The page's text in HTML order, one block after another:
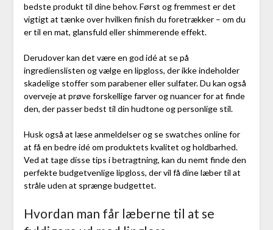
bedste produkt til dine behov. Først og fremmest er det
vigtigt at tænke over hvilken finish du foretrækker – om du
er til en mat, glansfuld eller shimmerende effekt.
Derudover kan det være en god idé at se på
ingredienslisten og vælge en lipgloss, der ikke indeholder
skadelige stoffer som parabener eller sulfater. Du kan også
overveje at prøve forskellige farver og nuancer for at finde
den, der passer bedst til din hudtone og personlige stil.
Husk også at læse anmeldelser og se swatches online for
at få en bedre idé om produktets kvalitet og holdbarhed.
Ved at tage disse tips i betragtning, kan du nemt finde den
perfekte budgetvenlige lipgloss, der vil få dine læber til at
stråle uden at sprænge budgettet.
Hvordan man får læberne til at se